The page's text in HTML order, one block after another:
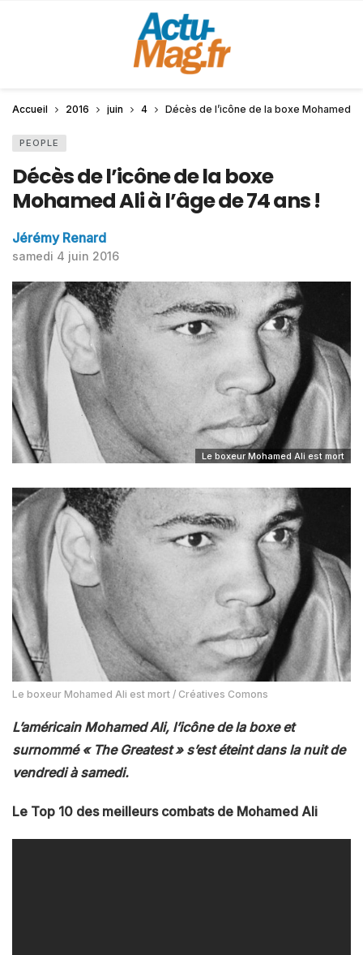
Accueil 2016 juin 4 Décès de l’icône de la boxe Mohamed
PEOPLE
Décès de l’icône de la boxe
Mohamed Ali à l’âge de 74 ans !
Jérémy Renard
samedi 4 juin 2016
Le boxeur Mohamed Ali est mort
Le boxeur Mohamed Ali est mort / Créatives Comons
L’américain Mohamed Ali, l’icône de la boxe et
surnommé « The Greatest » s’est éteint dans la nuit de
vendredi à samedi.
Le Top 10 des meilleurs combats de Mohamed Ali